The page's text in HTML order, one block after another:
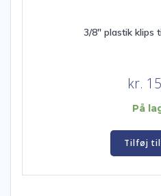
3/8″ plastik klips
kr.
På
Tilføj